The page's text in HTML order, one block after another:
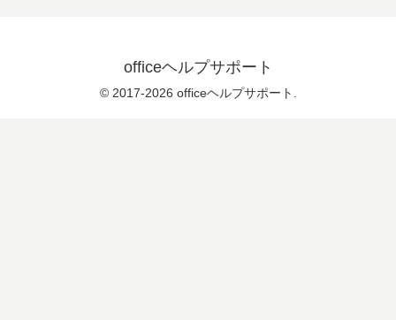
officeヘルプサポート
© 2017-2026 officeヘルプサポート.